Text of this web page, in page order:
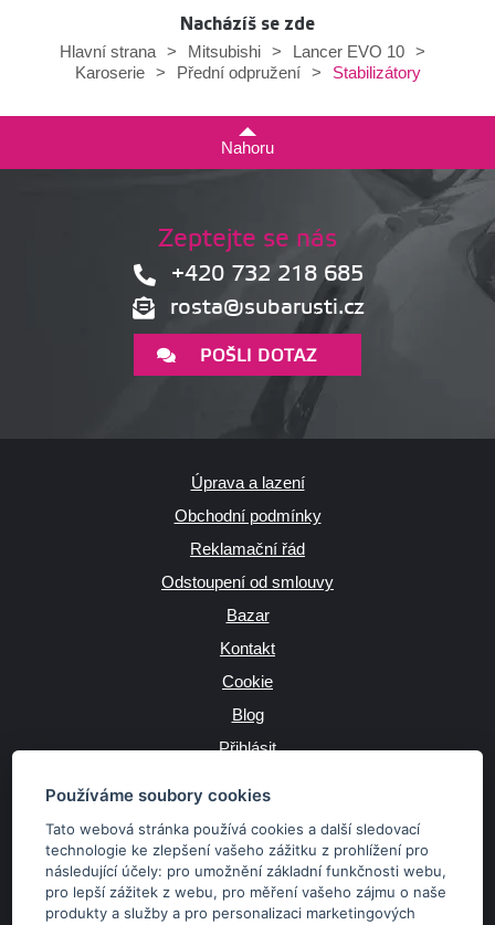
Používáme soubory cookies
Tato webová stránka používá cookies a další sledovací
technologie ke zlepšení vašeho zážitku z prohlížení pro
následující účely: pro umožnění základní funkčnosti webu,
pro lepší zážitek z webu, pro měření vašeho zájmu o naše
produkty a služby a pro personalizaci marketingových
Nacházíš se zde
Hlavní strana
> Mitsubishi > Lancer EVO 10
>
Karoserie
> Přední odpružení > Stabilizátory
Nahoru
Zeptejte se nás
+420 732 218 685
rosta@subarusti.cz
POŠLI DOTAZ
Úprava a lazení
Obchodní podmínky
Reklamační řád
Odstoupení od smlouvy
Bazar
Kontakt
Cookie
Blog
Přihlásit
JAZYK